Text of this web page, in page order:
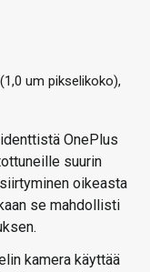
um pikselikoko),
OnePlus
suurin
oikeasta
se mahdollisti
kamera käyttää